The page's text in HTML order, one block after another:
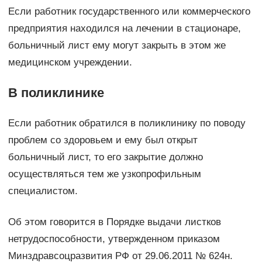
Если работник государственного или коммерческого
предприятия находился на лечении в стационаре,
больничный лист ему могут закрыть в этом же
медицинском учреждении.
В поликлинике
Если работник обратился в поликлинику по поводу
проблем со здоровьем и ему был открыт
больничный лист, то его закрытие должно
осуществляться тем же узкопрофильным
специалистом.
Об этом говорится в Порядке выдачи листков
нетрудоспособности, утвержденном приказом
Минздравсоцразвития РФ от 29.06.2011 № 624н.